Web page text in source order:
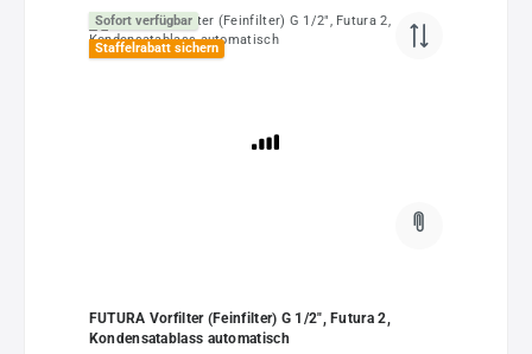
Sofort verfügbar
Staffelrabatt sichern
FUTURA Vorfilter (Feinfilter) G 1/2", Futura 2,
Kondensatablass automatisch